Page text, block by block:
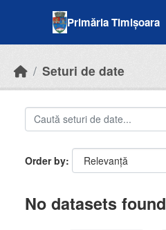
Primăria Timișoara
Seturi de date
Order by
No datasets found